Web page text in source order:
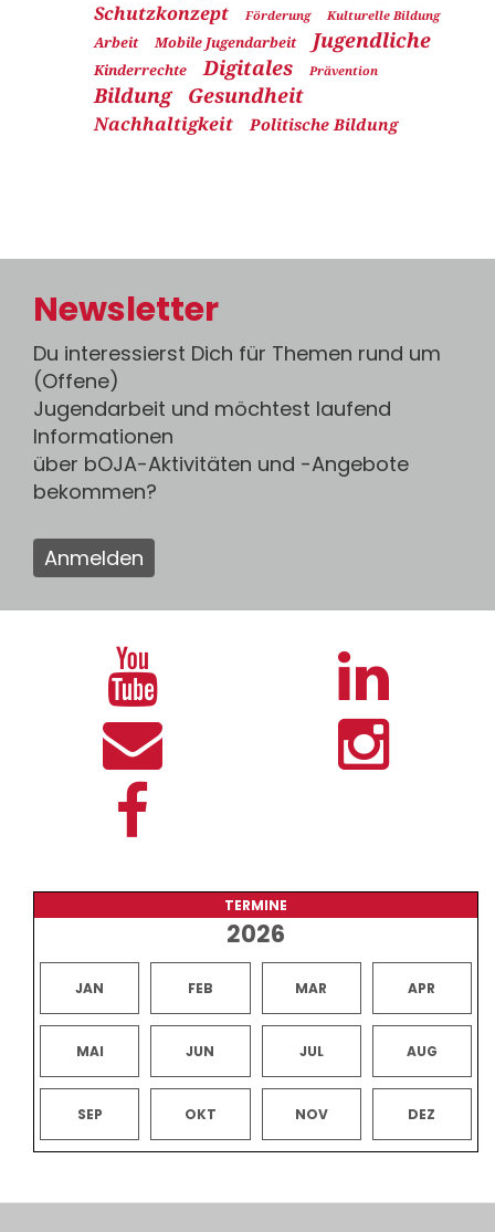
Schutzkonzept Förderung Kulturelle Bildung
Arbeit Mobile Jugendarbeit Jugendliche
Kinderrechte Digitales Prävention
Bildung Gesundheit
Nachhaltigkeit Politische Bildung
Newsletter
Du interessierst Dich für Themen rund um
(Offene)
Jugendarbeit und möchtest laufend
Informationen
über bOJA-Aktivitäten und -Angebote
bekommen?
Anmelden
TERMINE
2026
JAN FEB MAR APR
MAI JUN JUL AUG
SEP OKT NOV DEZ